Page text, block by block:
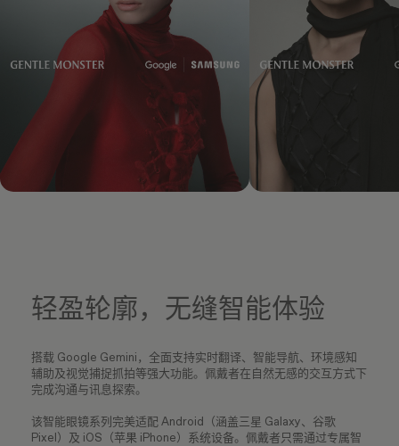
轻盈轮廓，无缝智能体验
搭载 Google Gemini，全面支持实时翻译、智能导航、环境感知
辅助及视觉捕捉抓拍等强大功能。佩戴者在自然无感的交互方式下
完成沟通与讯息探索。
该智能眼镜系列完美适配 Android（涵盖三星 Galaxy、谷歌
Pixel）及 iOS（苹果 iPhone）系统设备。佩戴者只需通过专属智